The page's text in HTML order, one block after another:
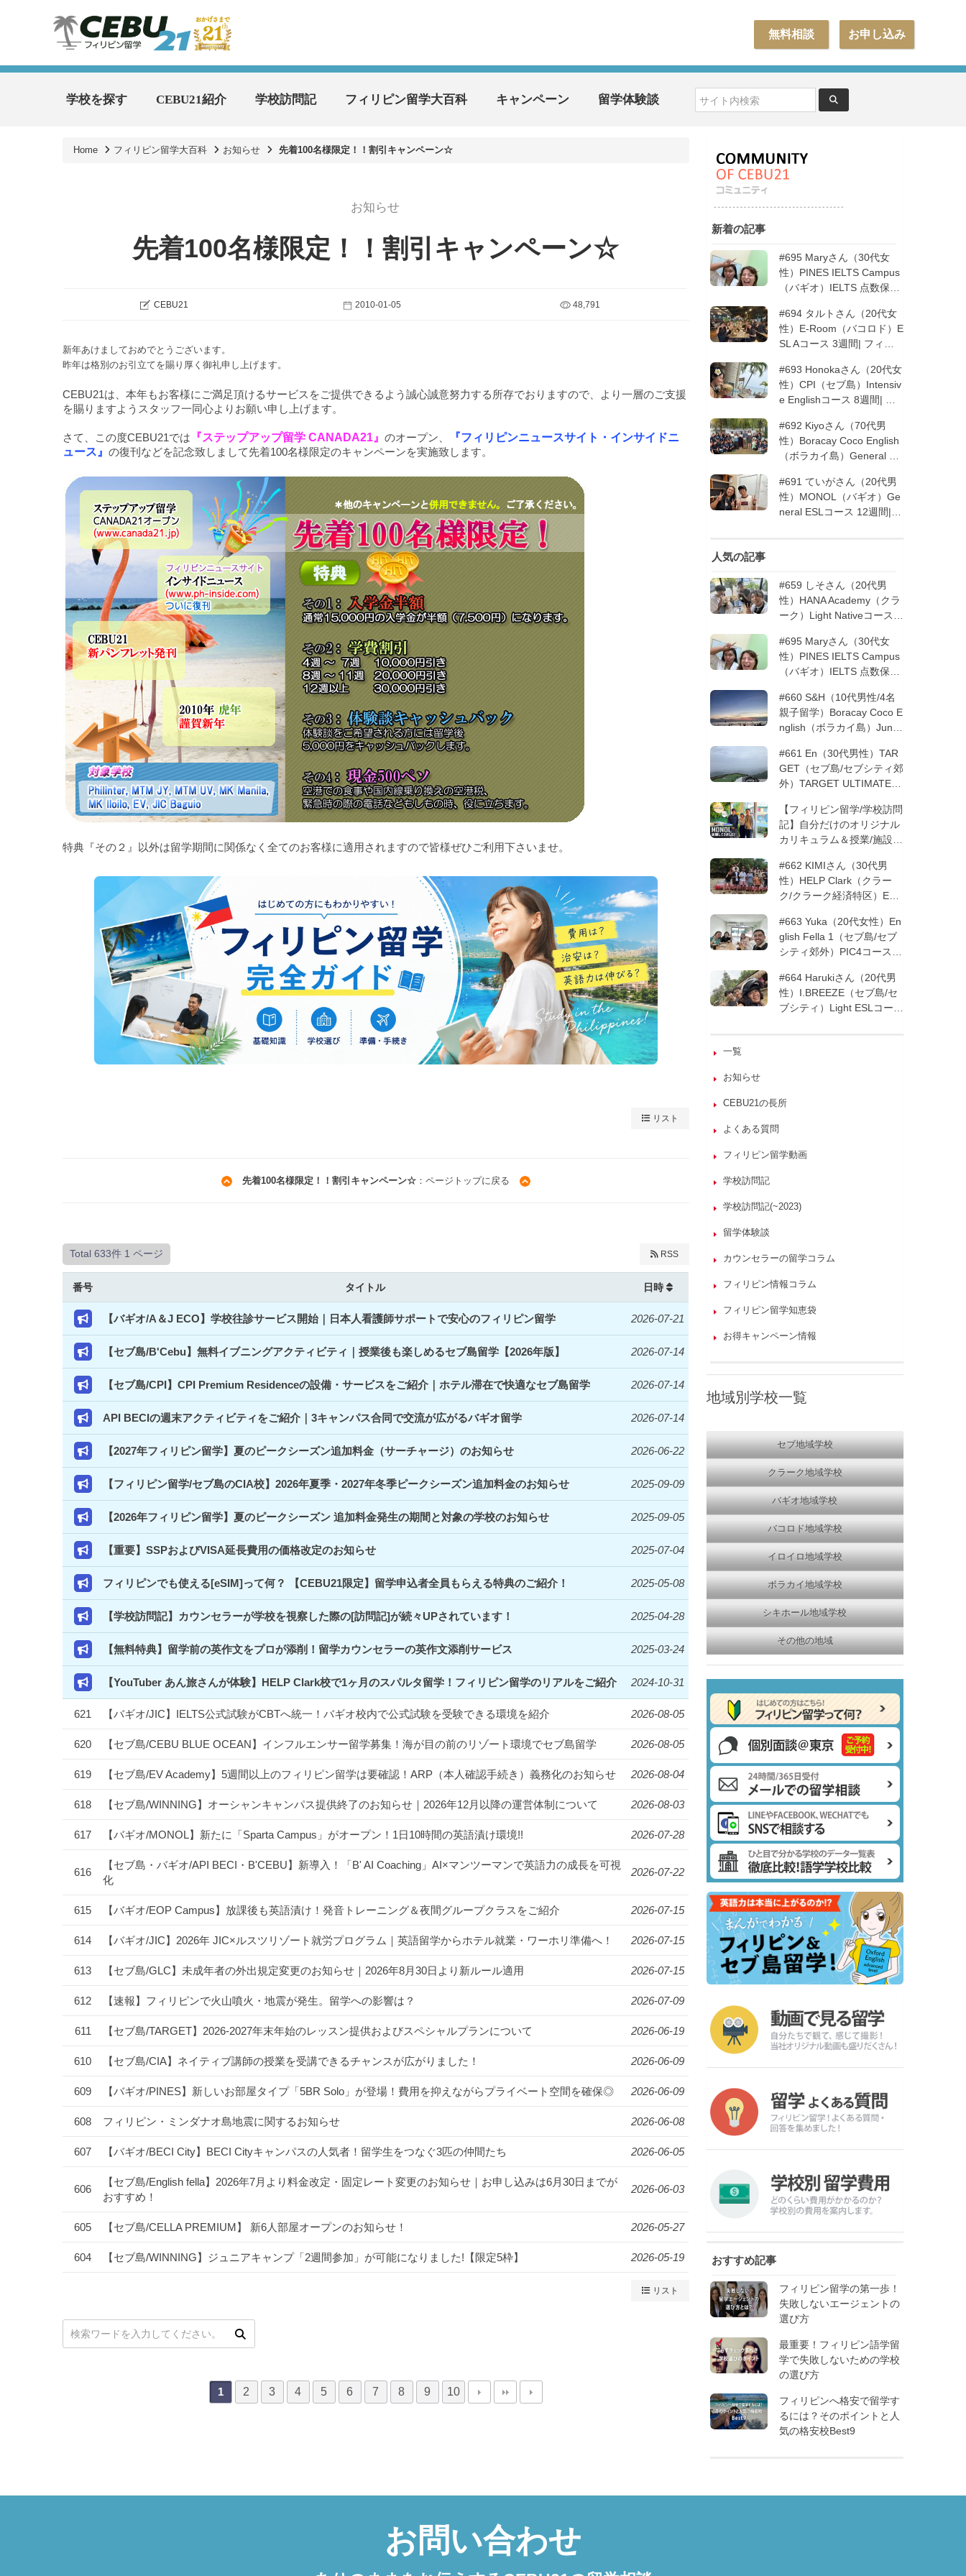
お申し込み
無料相談
学校を探す CEBU21紹介 学校訪問記 フィリピン留学大百科 キャンペーン 留学体験談
Home フィリピン留学大百科 お知らせ 先着100名様限定！！割引キャンペーン☆
お知らせ
先着100名様限定！！割引キャンペーン☆
CEBU21 2010-01-05 48,791
新年あけましておめでとうございます。
昨年は格別のお引立てを賜り厚く御礼申し上げます。
CEBU21は、本年もお客様にご満足頂けるサービスをご提供できるよう誠心誠意努力する所存でおりますので、より一層のご支援
を賜りますようスタッフ一同心よりお願い申し上げます。
さて、この度CEBU21では 『ステップアップ留学 CANADA21』 のオープン、
『フィリピンニュースサイト・インサイドニ
ュース』 の復刊などを記念致しまして先着100名様限定のキャンペーンを実施致します。
特典『その２』以外は留学期間に関係なく全てのお客様に適用されますので皆様ぜひご利用下さいませ。
リスト
先着100名様限定！！割引キャンペーン☆：ページトップに戻る
Total 633件 1 ページ RSS
番号 タイトル 日時
【バギオ/A＆J ECO】学校往診サービス開始｜日本人看護師サポートで安心のフィリピン留学 2026-07-21
【セブ島/B'Cebu】無料イブニングアクティビティ｜授業後も楽しめるセブ島留学【2026年版】 2026-07-14
【セブ島/CPI】CPI Premium Residenceの設備・サービスをご紹介｜ホテル滞在で快適なセブ島留学 2026-07-14
API BECIの週末アクティビティをご紹介｜3キャンパス合同で交流が広がるバギオ留学 2026-07-14
【2027年フィリピン留学】夏のピークシーズン追加料金（サーチャージ）のお知らせ 2026-06-22
【フィリピン留学/セブ島のCIA校】2026年夏季・2027年冬季ピークシーズン追加料金のお知らせ 2025-09-09
【2026年フィリピン留学】夏のピークシーズン 追加料金発生の期間と対象の学校のお知らせ 2025-09-05
【重要】SSPおよびVISA延長費用の価格改定のお知らせ 2025-07-04
フィリピンでも使える[eSIM]って何？ 【CEBU21限定】留学申込者全員もらえる特典のご紹介！ 2025-05-08
【学校訪問記】カウンセラーが学校を視察した際の[訪問記]が続々UPされています！ 2025-04-28
【無料特典】留学前の英作文をプロが添削！留学カウンセラーの英作文添削サービス 2025-03-24
【YouTuber あん旅さんが体験】HELP Clark校で1ヶ月のスパルタ留学！フィリピン留学のリアルをご紹介 2024-10-31
621 【バギオ/JIC】IELTS公式試験がCBTへ統一！バギオ校内で公式試験を受験できる環境を紹介 2026-08-05
620 【セブ島/CEBU BLUE OCEAN】インフルエンサー留学募集！海が目の前のリゾート環境でセブ島留学 2026-08-05
619 【セブ島/EV Academy】5週間以上のフィリピン留学は要確認！ARP（本人確認手続き）義務化のお知らせ 2026-08-04
618 【セブ島/WINNING】オーシャンキャンパス提供終了のお知らせ｜2026年12月以降の運営体制について 2026-08-03
617 【バギオ/MONOL】新たに「Sparta Campus」がオープン！1日10時間の英語漬け環境!! 2026-07-28
616
【セブ島・バギオ/API BECI・B'CEBU】新導入！「B' AI Coaching」AI×マンツーマンで英語力の成長を可視
化
2026-07-22
615 【バギオ/EOP Campus】放課後も英語漬け！発音トレーニング＆夜間グループクラスをご紹介 2026-07-15
614 【バギオ/JIC】2026年 JIC×ルスツリゾート就労プログラム｜英語留学からホテル就業・ワーホリ準備へ！ 2026-07-15
613 【セブ島/GLC】未成年者の外出規定変更のお知らせ｜2026年8月30日より新ルール適用 2026-07-15
612 【速報】フィリピンで火山噴火・地震が発生。留学への影響は？ 2026-07-09
611 【セブ島/TARGET】2026-2027年末年始のレッスン提供およびスペシャルプランについて 2026-06-19
610 【セブ島/CIA】ネイティブ講師の授業を受講できるチャンスが広がりました！ 2026-06-09
609 【バギオ/PINES】新しいお部屋タイプ「5BR Solo」が登場！費用を抑えながらプライベート空間を確保◎ 2026-06-09
608 フィリピン・ミンダナオ島地震に関するお知らせ 2026-06-08
607 【バギオ/BECI City】BECI Cityキャンパスの人気者！留学生をつなぐ3匹の仲間たち 2026-06-05
606
【セブ島/English fella】2026年7月より料金改定・固定レート変更のお知らせ｜お申し込みは6月30日までが
おすすめ！
2026-06-03
605 【セブ島/CELLA PREMIUM】 新6人部屋オープンのお知らせ！ 2026-05-27
604 【セブ島/WINNING】ジュニアキャンプ「2週間参加」が可能になりました!【限定5枠】 2026-05-19
リスト
1 2 3 4 5 6 7 8 9 10
新着の記事
#695 Maryさん（30代女
性）PINES IELTS Campus
（バギオ）IELTS 点数保証
#694 タルトさん（20代女
性）E-Room（バコロド）E
SL Aコース 3週間| フィリ
#693 Honokaさん（20代女
性）CPI（セブ島）Intensiv
e Englishコース 8週間| フ
#692 Kiyoさん（70代男
性）Boracay Coco English
（ボラカイ島）General En
ピン留学5回目リピータ
ー）| フィリピン留学
#691 ていがさん（20代男
性）MONOL（バギオ）Ge
neral ESLコース 12週間|
人気の記事
#659 しそさん（20代男
性）HANA Academy（クラ
ーク）Light Nativeコース 4
#695 Maryさん（30代女
性）PINES IELTS Campus
（バギオ）IELTS 点数保証
#660 S&H（10代男性/4名
親子留学）Boracay Coco E
nglish（ボラカイ島）Junio
ン留学
#661 En（30代男性）TAR
GET（セブ島/セブシティ郊
外）TARGET ULTIMATE 8
留学
【フィリピン留学/学校訪問
記】自分だけのオリジナル
カリキュラム＆授業/施設の
─MONOLを徹底取材！
#662 KIMIさん（30代男
性）HELP Clark（クラー
ク/クラーク経済特区）ESL
オの他校に転校 | フィリピ
ン留学
#663 Yuka（20代女性）En
glish Fella 1（セブ島/セブ
シティ郊外）PIC4コース 8
#664 Harukiさん（20代男
性）I.BREEZE（セブ島/セ
ブシティ）Light ESLコース
一覧
お知らせ
CEBU21の長所
よくある質問
フィリピン留学動画
学校訪問記
学校訪問記(~2023)
留学体験談
カウンセラーの留学コラム
フィリピン情報コラム
フィリピン留学知恵袋
お得キャンペーン情報
地域別学校一覧
セブ地域学校
クラーク地域学校
バギオ地域学校
バコロド地域学校
イロイロ地域学校
ボラカイ地域学校
シキホール地域学校
その他の地域
おすすめ記事
フィリピン留学の第一歩！
失敗しないエージェントの
選び方
最重要！フィリピン語学留
学で失敗しないための学校
の選び方
フィリピンへ格安で留学す
るには？そのポイントと人
気の格安校Best9
お問い合わせ